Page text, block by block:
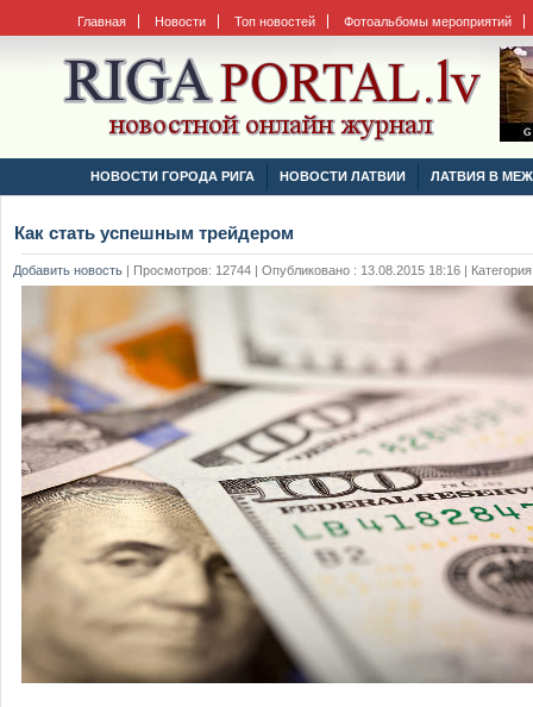
Главная Новости Топ новостей Фотоальбомы мероприятий
НОВОСТИ ГОРОДА РИГА НОВОСТИ ЛАТВИИ ЛАТВИЯ В
Как стать успешным трейдером
Добавить новость | Просмотров: 12744 | Опубликовано : 13.08.2015 18:16 |